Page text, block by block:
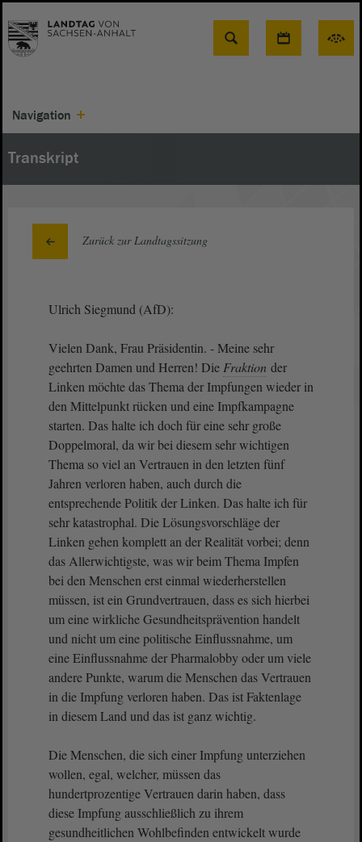
Suche
Navigation
Transkript
Zurück zur Landtagssitzung
Ulrich Siegmund (AfD):
Vielen Dank, Frau Präsidentin. - Meine sehr
geehrten Damen und Herren! Die Fraktion der
Linken möchte das Thema der Impfungen wieder in
den Mittelpunkt rücken und eine Impfkampagne
starten. Das halte ich doch für eine sehr große
Doppelmoral, da wir bei diesem sehr wichtigen
Thema so viel an Vertrauen in den letzten fünf
Jahren verloren haben, auch durch die
entsprechende Politik der Linken. Das halte ich für
sehr katastrophal. Die Lösungsvorschläge der
Linken gehen komplett an der Realität vorbei; denn
das Allerwichtigste, was wir beim Thema Impfen
bei den Menschen erst einmal wiederherstellen
müssen, ist ein Grundvertrauen, dass es sich hierbei
um eine wirkliche Gesundheitsprävention handelt
und nicht um eine politische Einflussnahme, um
eine Einflussnahme der Pharmalobby oder um viele
andere Punkte, warum die Menschen das Vertrauen
in die Impfung verloren haben. Das ist Faktenlage
in diesem Land und das ist ganz wichtig.
Die Menschen, die sich einer Impfung unterziehen
wollen, egal, welcher, müssen das
hundertprozentige Vertrauen darin haben, dass
diese Impfung ausschließlich zu ihrem
gesundheitlichen Wohlbefinden entwickelt wurde